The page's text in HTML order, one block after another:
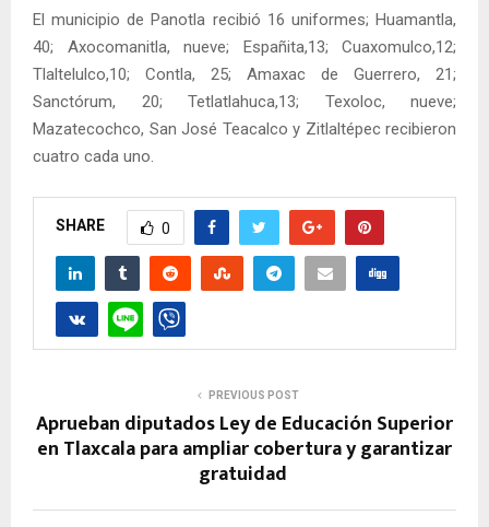
El municipio de Panotla recibió 16 uniformes; Huamantla,
40; Axocomanitla, nueve; Españita,13; Cuaxomulco,12;
Tlaltelulco,10; Contla, 25; Amaxac de Guerrero, 21;
Sanctórum, 20; Tetlatlahuca,13; Texoloc, nueve;
Mazatecochco, San José Teacalco y Zitlaltépec recibieron
cuatro cada uno.
SHARE 0
PREVIOUS POST
Aprueban diputados Ley de Educación Superior
en Tlaxcala para ampliar cobertura y garantizar
gratuidad